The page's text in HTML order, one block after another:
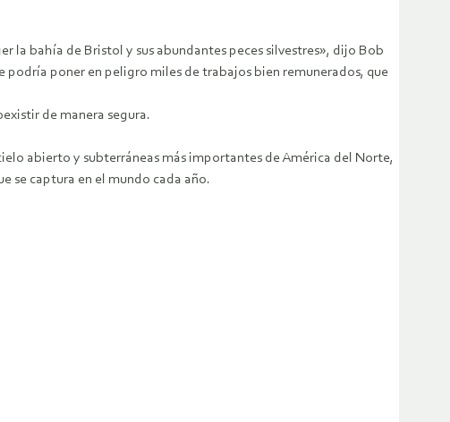
la bahía de Bristol y sus abundantes peces silvestres», dijo Bob
poner en peligro miles de trabajos bien remunerados, que
de manera segura.
abierto y subterráneas más importantes de América del Norte,
se captura en el mundo cada año.